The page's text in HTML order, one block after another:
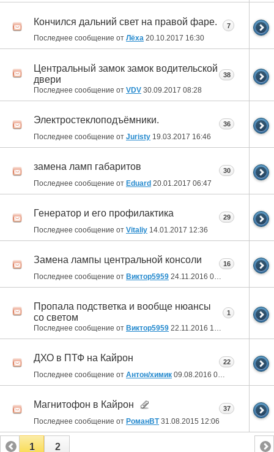
Кончился дальний свет на правой фаре.
Последнее сообщение от Лёха 20.10.2017 16:30
7
Центральный замок замок водительской
двери
Последнее сообщение от VDV 30.09.2017 08:28
38
Электростеклоподъёмники.
Последнее сообщение от Juristy 19.03.2017 16:46
36
замена ламп габаритов
Последнее сообщение от Eduard 20.01.2017 06:47
30
Генератор и его профилактика
Последнее сообщение от Vitaliy 14.01.2017 12:36
29
Замена лампы центральной консоли
Последнее сообщение от Виктор5959 24.11.2016 06:50
16
Пропала подстветка и вообще нюансы
со светом
Последнее сообщение от Виктор5959 22.11.2016 12:51
1
ДХО в ПТФ на Кайрон
Последнее сообщение от Антон/химик 09.08.2016 09:02
22
Магнитофон в Кайрон
Последнее сообщение от РоманВТ31.08.2015 12:06
37
1 2